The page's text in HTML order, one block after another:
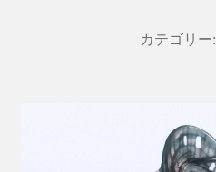
カテゴリー: